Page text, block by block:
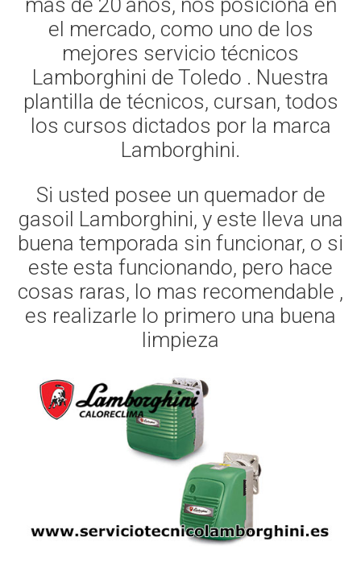
mas de 20 años, nos posiciona en
el mercado, como uno de los
mejores servicio técnicos
Lamborghini de Toledo . Nuestra
plantilla de técnicos, cursan, todos
los cursos dictados por la marca
Lamborghini.
Si usted posee un quemador de
gasoil Lamborghini, y este lleva una
buena temporada sin funcionar, o si
este esta funcionando, pero hace
cosas raras, lo mas recomendable ,
es realizarle lo primero una buena
limpieza